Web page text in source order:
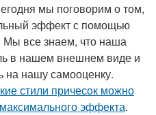
мы поговорим о том,
эффект с помощью
Мы все знаем, что наша
в нашем внешнем виде и
на нашу самооценку.
стили причесок можно
максимального эффекта.